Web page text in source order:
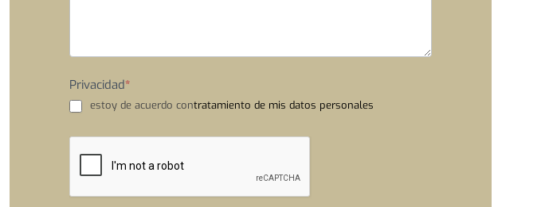
Privacidad*
estoy de acuerdo contratamiento de mis datos personales